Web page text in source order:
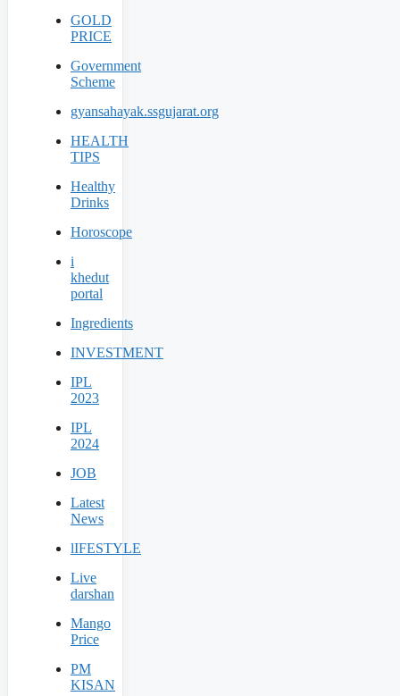
GOLD
PRICE
Government
Scheme
gyansahayak.ssgujarat.org
HEALTH
TIPS
Healthy
Drinks
Horoscope
i
khedut
portal
Ingredients
INVESTMENT
IPL
2023
IPL
2024
JOB
Latest
News
lIFESTYLE
Live
darshan
Mango
Price
PM
KISAN